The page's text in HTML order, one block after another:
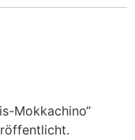
Mokkachino“